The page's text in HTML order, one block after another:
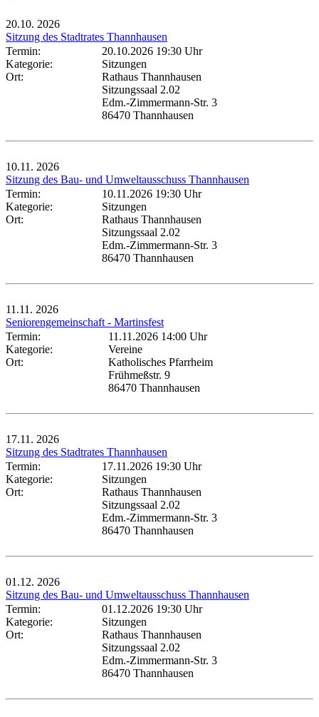
20.10. 2026
Sitzung des Stadtrates Thannhausen
Termin:
20.10.2026 19:30 Uhr
Kategorie:
Sitzungen
Ort:
Rathaus Thannhausen
Sitzungssaal 2.02
Edm.-Zimmermann-Str. 3
86470 Thannhausen
10.11. 2026
Sitzung des Bau- und Umweltausschuss Thannhausen
Termin:
10.11.2026 19:30 Uhr
Kategorie:
Sitzungen
Ort:
Rathaus Thannhausen
Sitzungssaal 2.02
Edm.-Zimmermann-Str. 3
86470 Thannhausen
11.11. 2026
Seniorengemeinschaft - Martinsfest
Termin:
11.11.2026 14:00 Uhr
Kategorie:
Vereine
Ort:
Katholisches Pfarrheim
Frühmeßstr. 9
86470 Thannhausen
17.11. 2026
Sitzung des Stadtrates Thannhausen
Termin:
17.11.2026 19:30 Uhr
Kategorie:
Sitzungen
Ort:
Rathaus Thannhausen
Sitzungssaal 2.02
Edm.-Zimmermann-Str. 3
86470 Thannhausen
01.12. 2026
Sitzung des Bau- und Umweltausschuss Thannhausen
Termin:
01.12.2026 19:30 Uhr
Kategorie:
Sitzungen
Ort:
Rathaus Thannhausen
Sitzungssaal 2.02
Edm.-Zimmermann-Str. 3
86470 Thannhausen